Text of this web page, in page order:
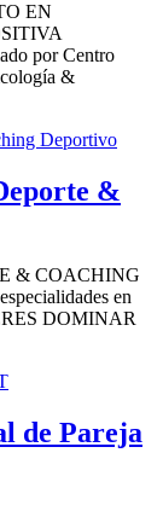
EN
por Centro
&
&
& COACHING
en
DOMINAR
de Pareja